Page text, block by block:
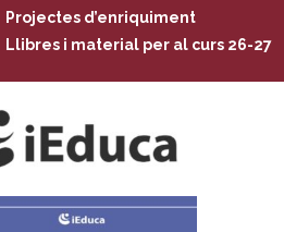
Projectes d’enriquiment
Llibres i material per al curs 26-27